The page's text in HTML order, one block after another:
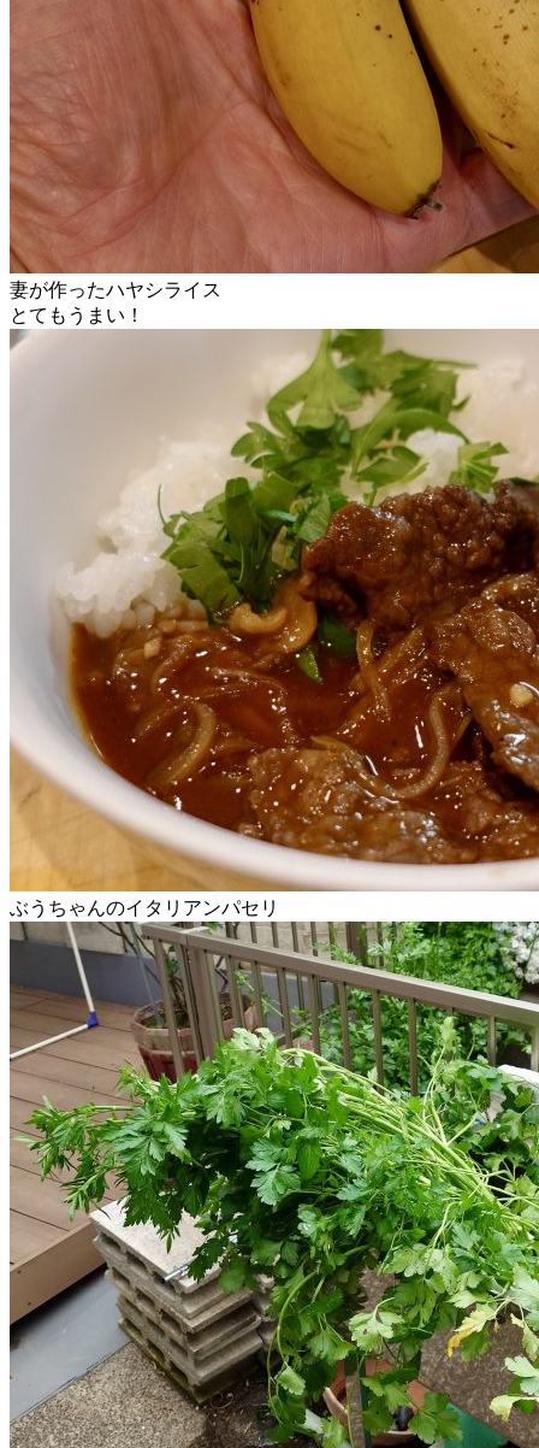
妻が作ったハヤシライス
とてもうまい！
ぶうちゃんのイタリアンパセリ